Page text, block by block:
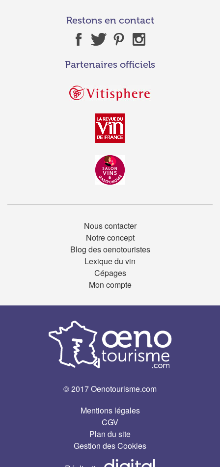
Restons en contact
Partenaires officiels
Nous contacter
Notre concept
Blog des oenotouristes
Lexique du vin
Cépages
Mon compte
© 2017 Oenotourisme.com
Mentions légales
CGV
Plan du site
Gestion des Cookies